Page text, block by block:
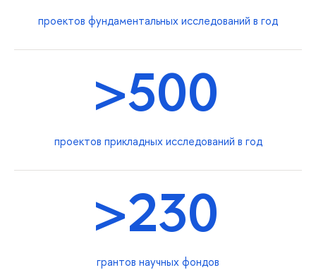
проектов фундаментальных исследований в год
>500
проектов прикладных исследований в год
>230
грантов научных фондов